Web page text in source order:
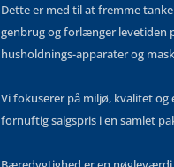
Dette er med til at fremme
genbrug og forlænger levetiden
husholdnings-apparater og
Vi fokuserer på miljø, kvalitet og
fornuftig salgspris i en samlet